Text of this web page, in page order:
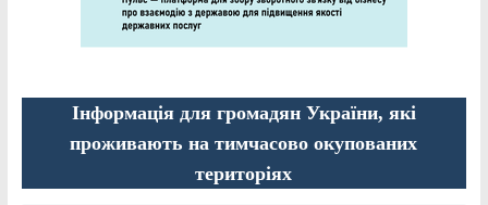
Інформація для громадян України, які
проживають на тимчасово окупованих
територіях